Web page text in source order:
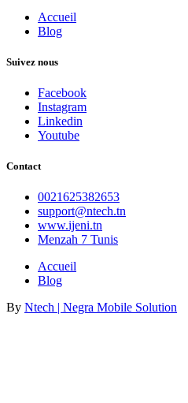
Accueil
Blog
Suivez nous
Facebook
Instagram
Linkedin
Youtube
Contact
0021625382653
support@ntech.tn
www.ijeni.tn
Menzah 7 Tunis
Accueil
Blog
By Ntech | Negra Mobile Solution